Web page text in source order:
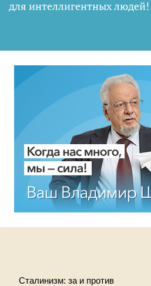
для интеллигентных людей!
Сталинизм: за и против